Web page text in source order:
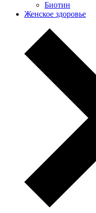
Биотин
Женское здоровье